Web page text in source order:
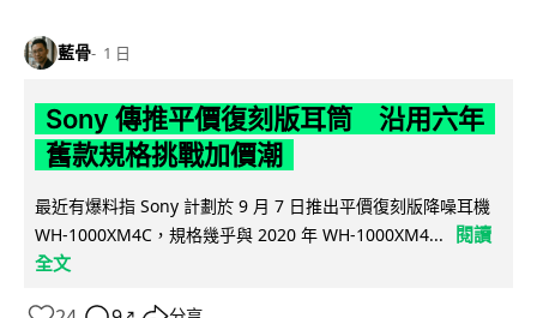
藍骨 1 日
Sony 傳推平價復刻版耳筒 沿用六年
舊款規格挑戰加價潮
最近有爆料指 Sony 計劃於 9 月 7 日推出平價復刻版降噪耳機
WH-1000XM4C，規格幾乎與 2020 年 WH-1000XM4...
閱讀
全文